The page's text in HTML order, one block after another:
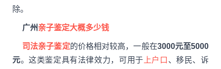
除。
广州亲子鉴定大概多少钱
司法亲子鉴定的价格相对较高，一般在3000元至5000
元。这类鉴定具有法律效力，可用于 上户口 、移民、诉